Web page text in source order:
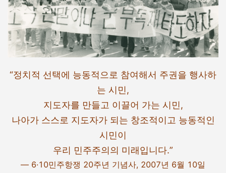
“정치적 선택에 능동적으로 참여해서 주권을 행사하
는 시민,
지도자를 만들고 이끌어 가는 시민,
나아가 스스로 지도자가 되는 창조적이고 능동적인
시민이
우리 민주주의의 미래입니다.”
— 6·10민주항쟁 20주년 기념사, 2007년 6월 10일